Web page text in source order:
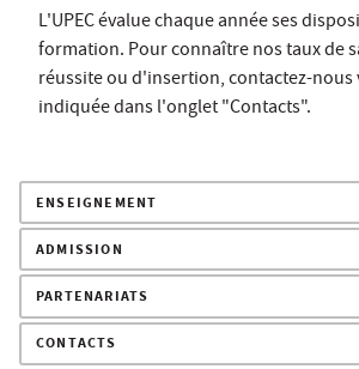
L'UPEC évalue chaque année ses
formation. Pour connaître nos taux de
réussite ou d'insertion, contactez-nous
indiquée dans l'onglet "Contacts".
ENSEIGNEMENT
ADMISSION
PARTENARIATS
CONTACTS